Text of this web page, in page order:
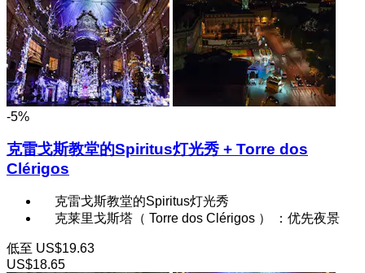
-5%
克雷戈斯教堂的Spiritus灯光秀 + Torre dos
Clérigos
克雷戈斯教堂的Spiritus灯光秀
克莱里戈斯塔（ Torre dos Clérigos ） ：优先夜景
低至 US$19.63
US$18.65